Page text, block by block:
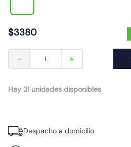
$3380
＋
－
Hay 31 unidades disponibles
Despacho a domicilio